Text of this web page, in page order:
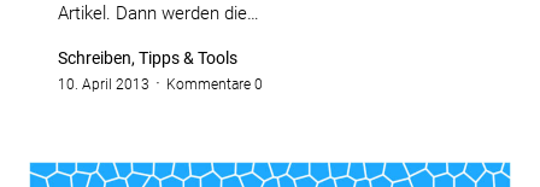
Artikel. Dann werden die…
Schreiben, Tipps & Tools
10. April 2013 Kommentare 0